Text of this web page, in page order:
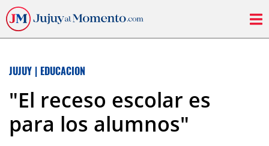
JUJUY | EDUCACION
"El receso escolar es
para los alumnos"